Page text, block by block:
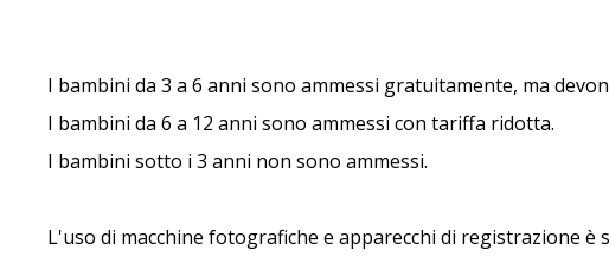
I bambini da 3 a 6 anni sono ammessi gratuitamente, ma
I bambini da 6 a 12 anni sono ammessi con tariffa ridotta.
I bambini sotto i 3 anni non sono ammessi.
L'uso di macchine fotografiche e apparecchi di registrazione è